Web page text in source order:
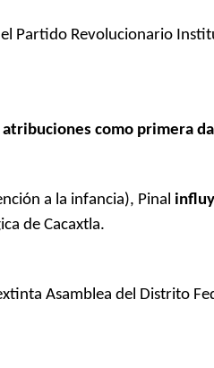
Partido Revolucionario
como primera
a la infancia), Pinal
de Cacaxtla.
Asamblea del Distrito